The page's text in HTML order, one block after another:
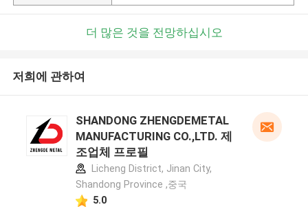
더 많은 것을 전망하십시오
저희에 관하여
SHANDONG ZHENGDEMETAL
MANUFACTURING CO.,LTD. 제
조업체 프로필
Licheng District, Jinan City,
Shandong Province ,중국
5.0